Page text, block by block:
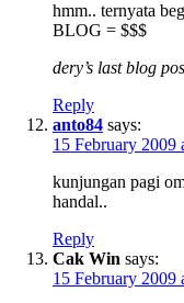
hmm.. ternyata
BLOG = $$$
dery’s last blog
Reply
anto84 says:
15 February 2009
kunjungan pagi
handal..
Reply
Cak Win says:
15 February 2009